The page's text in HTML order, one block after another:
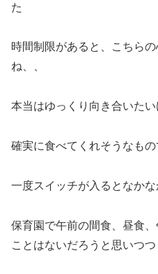
た
時間制限があると、こちら
ね、、
本当はゆっくり向き合いた
確実に食べてくれそうなも
一度スイッチが入るとなか
保育園で午前の間食、昼食
ことはないだろうと思いつつ